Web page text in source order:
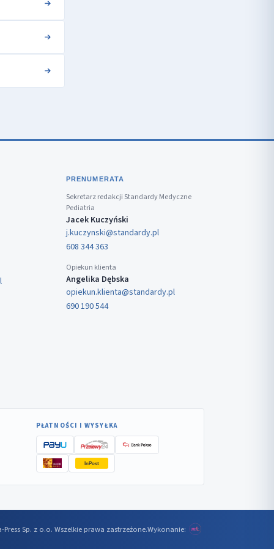
PRENUMERATA
Sekretarz redakcji Standardy Medyczne
Pediatria
Jacek Kuczyński
j.kuczynski@standardy.pl
608 344 363
Opiekun klienta
Angelika Dębska
opiekun.klienta@standardy.pl
690 190 544
PŁATNOŚCI I WYSYŁKA
InPost
Press Sp. z o.o. Wszelkie prawa zastrzeżone.Wykonanie: